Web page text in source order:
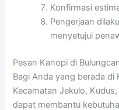
Konfirmasi
Pengerjaan
menyetujui
Pesan Kanopi di
Bagi Anda yang berada di
Kecamatan Jekulo,
dapat membantu